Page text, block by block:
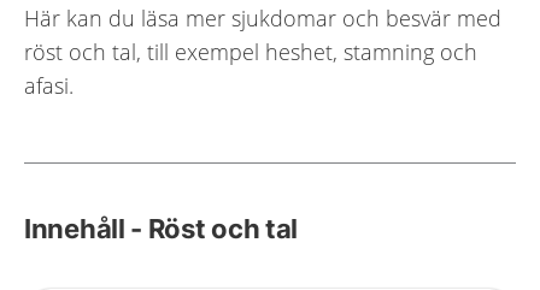
Här kan du läsa mer sjukdomar och besvär med
röst och tal, till exempel heshet, stamning och
afasi.
Innehåll - Röst och tal